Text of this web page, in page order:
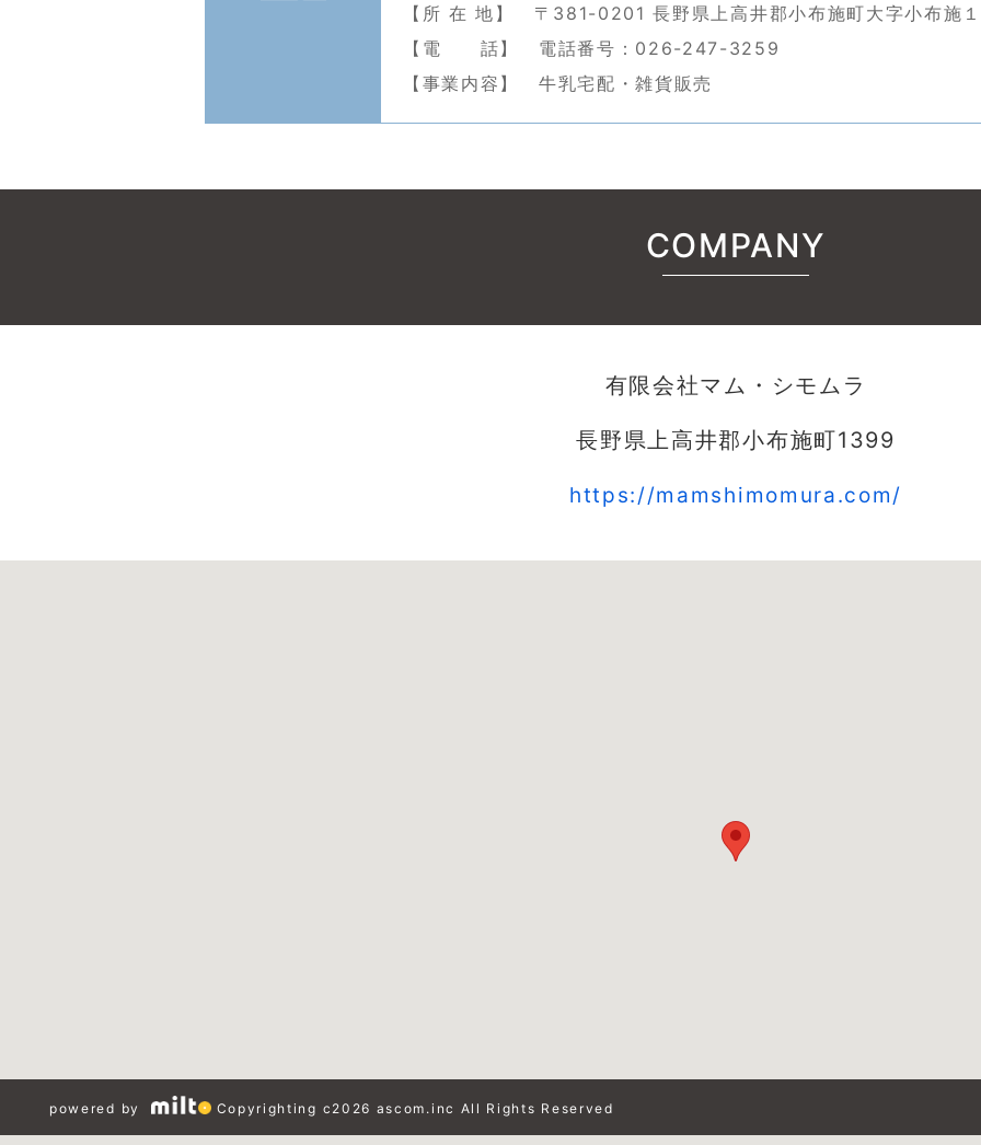
【所 在 地】 〒381-0201 長野県上高井郡小布施町大字小布施
【電 話】 電話番号：026-247-3259
【事業内容】 牛乳宅配・雑貨販売
COMPANY
有限会社マム・シモムラ
長野県上高井郡小布施町1399
https://mamshimomura.com/
powered by Copyrighting c2026 ascom.inc All Rights Reserved